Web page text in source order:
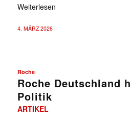
Weiterlesen
4. MÄRZ 2026
Roche
Roche Deutschland
Politik
ARTIKEL